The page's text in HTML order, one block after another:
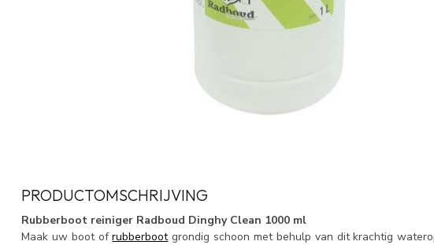
PRODUCTOMSCHRIJVING
Rubberboot reiniger Radboud Dinghy Clean 1000 ml
Maak uw boot ofrubberbootgrondig schoon met behulp van dit krachtig